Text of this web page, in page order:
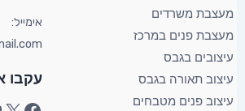
מעצבת משרדים
מעצבת פנים במרכז
עיצובים בגבס
עיצוב תאורה בגבס
עיצוב פנים מטבחים
אימייל:
עקבו